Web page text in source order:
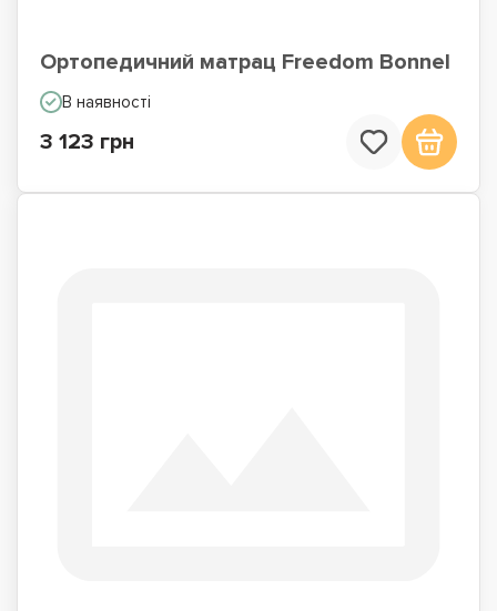
Ортопедичний матрац Freedom Bonnel
В наявності
3 123 грн